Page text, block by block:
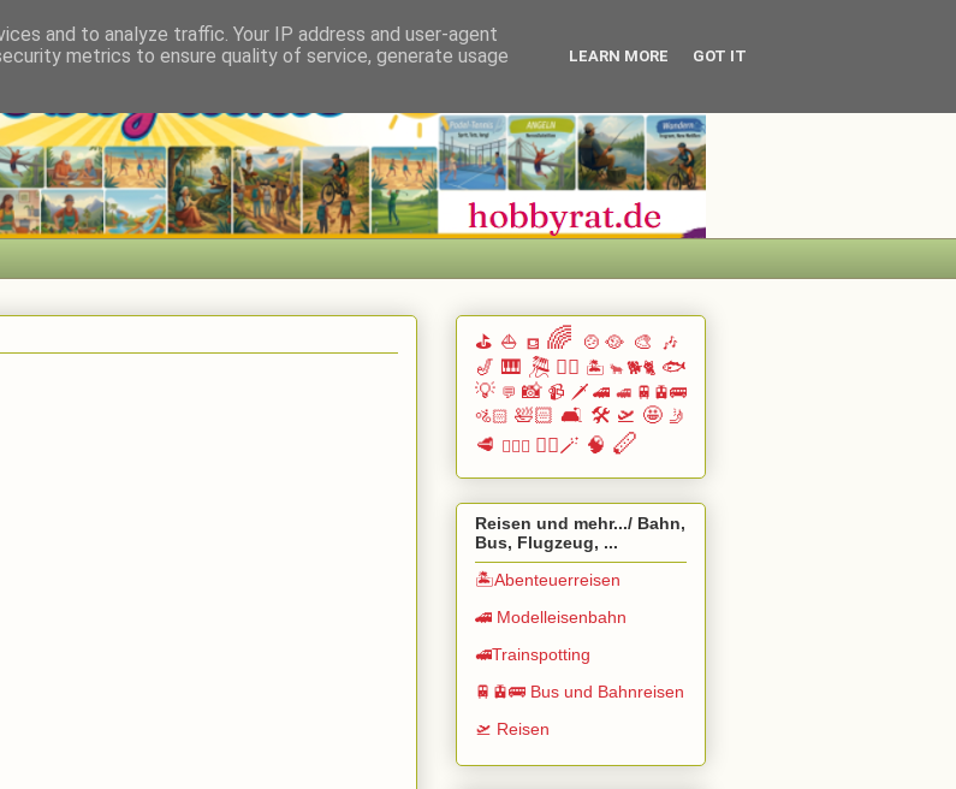
⛳ ⛵ ⛾ 🌈 🍲🥘 🎨 🎶
🎷 🎹 🎘 🏄🏽 🏝️ 🐂 🐕🐈 🐟
💡 💬 📸 📹 🗡️ 🚄 🚅 🚆🚊🚌
🚵🏻 🛀🏻 🛋️ 🛠️ 🛫 🤩 🤳
🥩 🧗🏻‍♀️ 🧙‍♂️🪄 🧠 🪈
Reisen und mehr.../ Bahn,
Bus, Flugzeug, ...
🏝️Abenteuerreisen
🚄 Modelleisenbahn
🚅Trainspotting
🚆🚊🚌 Bus und Bahnreisen
🛫 Reisen
and to analyze traffic. Your IP address and user-agent
metrics to ensure quality of service, generate usage
LEARN MORE GOT IT